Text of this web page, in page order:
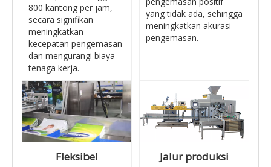
800 kantong per jam,
secara signifikan
meningkatkan
kecepatan pengemasan
dan mengurangi biaya
tenaga kerja.
yang tidak ada, sehingga
meningkatkan akurasi
pengemasan.
Fleksibel
Jalur produksi